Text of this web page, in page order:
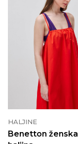
HALJINE
Benetton ženska